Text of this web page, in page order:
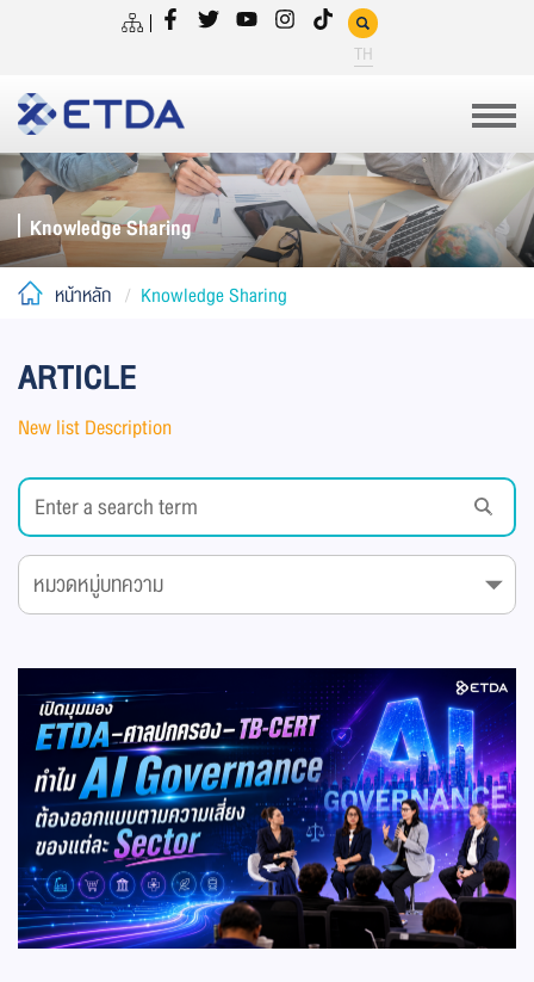
TH
Knowledge Sharing
หน้าหลัก Knowledge Sharing
ARTICLE
New list Description